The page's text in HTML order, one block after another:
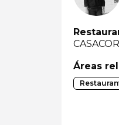
CASACOR
Áreas